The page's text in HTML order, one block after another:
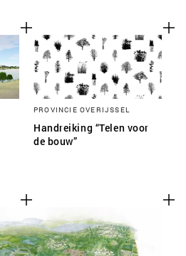
PROVINCIE OVERIJSSEL
Handreiking “Telen voor
de bouw”